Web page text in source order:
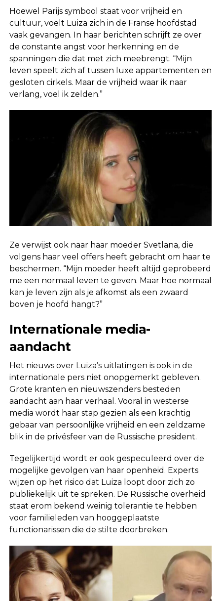
Hoewel Parijs symbool staat voor vrijheid en
cultuur, voelt Luiza zich in de Franse hoofdstad
vaak gevangen. In haar berichten schrijft ze over
de constante angst voor herkenning en de
spanningen die dat met zich meebrengt. “Mijn
leven speelt zich af tussen luxe appartementen en
gesloten cirkels. Maar de vrijheid waar ik naar
verlang, voel ik zelden.”
Ze verwijst ook naar haar moeder Svetlana, die
volgens haar veel offers heeft gebracht om haar te
beschermen. “Mijn moeder heeft altijd geprobeerd
me een normaal leven te geven. Maar hoe normaal
kan je leven zijn als je afkomst als een zwaard
boven je hoofd hangt?”
Internationale media-
aandacht
Het nieuws over Luiza’s uitlatingen is ook in de
internationale pers niet onopgemerkt gebleven.
Grote kranten en nieuwszenders besteden
aandacht aan haar verhaal. Vooral in westerse
media wordt haar stap gezien als een krachtig
gebaar van persoonlijke vrijheid en een zeldzame
blik in de privésfeer van de Russische president.
Tegelijkertijd wordt er ook gespeculeerd over de
mogelijke gevolgen van haar openheid. Experts
wijzen op het risico dat Luiza loopt door zich zo
publiekelijk uit te spreken. De Russische overheid
staat erom bekend weinig tolerantie te hebben
voor familieleden van hooggeplaatste
functionarissen die de stilte doorbreken.